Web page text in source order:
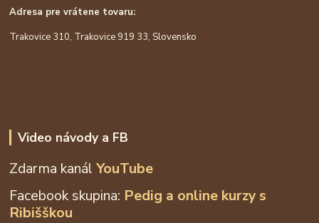
Adresa pre vrátene tovaru:
Trakovice 310, Trakovice 919 33, Slovensko
Video návody a FB
Zdarma kanálYouTube
Facebook skupina: Pedig a online kurzy s
Ribišškou